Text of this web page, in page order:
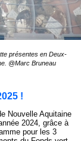
présentes en Deux-
@Marc Bruneau
!
Nouvelle Aquitaine
2024, grâce à
pour les 3